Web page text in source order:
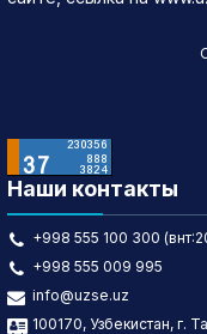
Наши контакты
+998 555 100 300
+998 555 009 995
info@uzse.uz
100170, Узбекистан, г.